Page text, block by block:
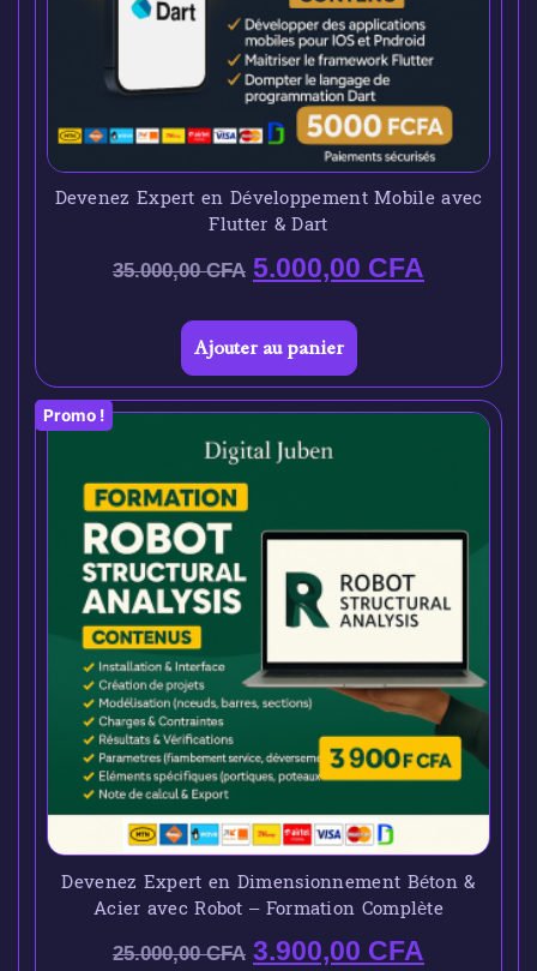
Devenez Expert en Développement Mobile avec
Flutter & Dart
35.000,00CFA 5.000,00 CFA
Ajouter au panier
Promo !
Devenez Expert en Dimensionnement Béton &
Acier avec Robot – Formation Complète
25.000,00CFA 3.900,00 CFA